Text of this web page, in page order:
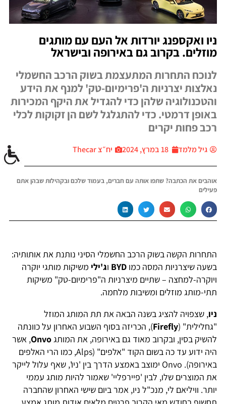
ניו ואקספנג יורדות אל העם עם מותגים
מוזלים. בקרוב גם באירופה ובישראל
לנוכח התחרות המתעצמת בשוק הרכב החשמלי
נאלצות יצרניות ה'פרימיום-טק' למנף את הידע
והטכנולוגיה שלהן כדי להגדיל את היקף המכירות
באופן דרמטי. כדי להתגלגל לשם הן זקוקות לכלי
רכב פחות יקרים
גיל מלמד 18 במרץ, 2024 יח״צ Thecar
אוהבים את הכתבה? שתפו אותה עם חברים, בעמוד שלכם ובקהילות שבהן אתם
פעילים
התחרות הקשה בשוק הרכב החשמלי הסיני נותנת את אותותיה:
בשעה שיצרניות המסה כמו BYD וג'ילי משיקות מותגי יוקרה
ויוקרה-למחצה – שתיים מיצרניות ה"פרימיום-טק" משיקות
תתי-מותג מוזלים ומשיבות מלחמה.
ניו, שצפויה להציג בשנה הבאה את תת המותג המוזל
"גחלילית" (Firefly), הכריזה בסוף השבוע האחרון על כוונתה
להשיק בסין, ובקרוב מאוד גם באירופה, את המותגOnvo, אשר
היה ידוע עד כה בשום הקוד "אלפים" (Alps, כמו הרי האלפים
באירופה). Onvo ימוצב באמצע הדרך בין 'ניו', שאף עלול לייקר
את המוצרים שלו, לבין 'פיירפליי' שאמור להיות מותג עממי
יותר. וויליאם לי, מנכ"ל ניו, אמר ביום שישי האחרון שהחברה